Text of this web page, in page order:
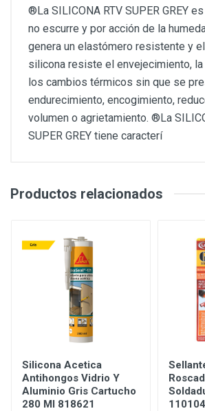
®La SILICONA RTV SUPER GREY
no escurre y por acción de la
genera un elastómero resistente y
silicona resiste el envejecimiento,
los cambios térmicos sin que se
endurecimiento, encogimiento,
volumen o agrietamiento. ®La
SUPER GREY tiene caracterí
Productos relacionados
Silicona Acetica
Antihongos Vidrio Y
Aluminio Gris Cartucho
280 Ml 818621